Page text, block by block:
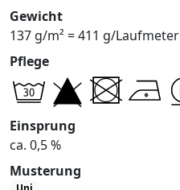
Gewicht
137 g/m² = 411 g/Laufmeter
Pflege
Einsprung
ca. 0,5 %
Musterung